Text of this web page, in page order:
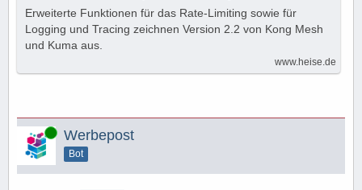
Erweiterte Funktionen für das Rate-Limiting sowie für
Logging und Tracing zeichnen Version 2.2 von Kong Mesh
und Kuma aus.
www.heise.de
Online Werbepost
Bot